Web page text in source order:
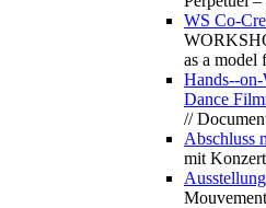
WS Co-
as a model
Hands--
Dance
//
Abschluss
mit Konzert